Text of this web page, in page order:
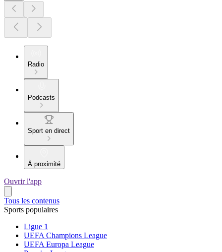
Radio
Podcasts
Sport en direct
À proximité
Ouvrir l'app
Tous les contenus
Sports populaires
Ligue 1
UEFA Champions League
UEFA Europa League